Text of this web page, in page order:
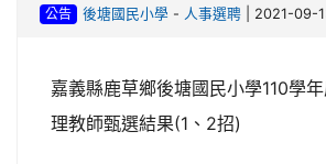
公告 後塘國民小學- 人事選聘| 2021-09-
嘉義縣鹿草鄉後塘國民小學110學
理教師甄選結果(1、2招)